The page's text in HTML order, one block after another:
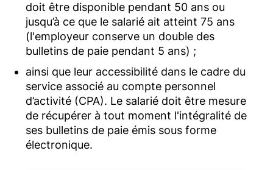
doit être disponible pendant 50 ans ou
jusqu’à ce que le salarié ait atteint 75 ans
(l'employeur conserve un double des
bulletins de paie pendant 5 ans) ;
ainsi que leur accessibilité dans le cadre du
service associé au compte personnel
d’activité (CPA). Le salarié doit être mesure
de récupérer à tout moment l'intégralité de
ses bulletins de paie émis sous forme
électronique.